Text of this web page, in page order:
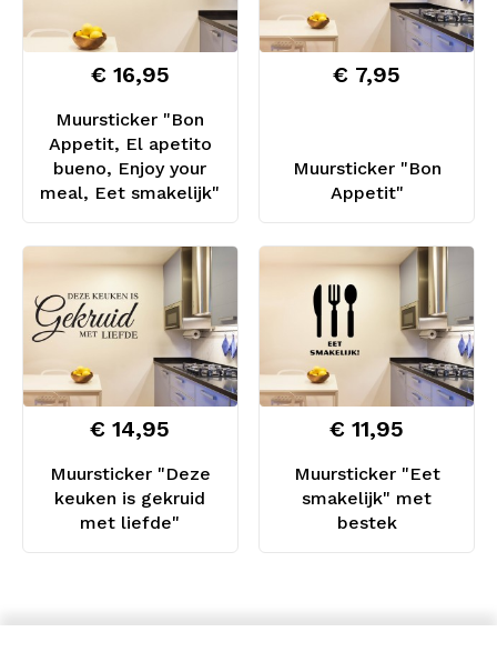
Muursticker "Bon
Appetit, El apetito
bueno, Enjoy your
meal, Eet smakelijk"
€ 16,95
Muursticker "Bon
Appetit"
€ 7,95
Muursticker "Deze
keuken is gekruid
met liefde"
€ 14,95
Muursticker "Eet
smakelijk" met
bestek
€ 11,95